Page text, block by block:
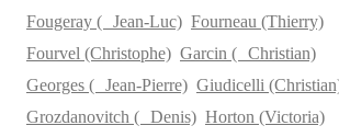
Fougeray ( Jean-Luc) Fourneau (Thierry)
Fourvel (Christophe) Garcin ( Christian)
Georges ( Jean-Pierre) Giudicelli
Grozdanovitch ( Denis) Horton (Victoria)